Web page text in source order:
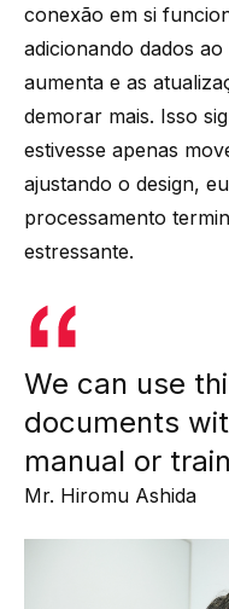
conexão em si
adicionando dados
aumenta e as
demorar mais. Isso
estivesse apenas
ajustando o design,
processamento
estressante.
We can use
documents
manual or
Mr. Hiromu Ashida